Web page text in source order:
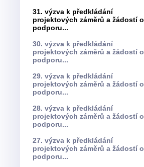
31. výzva k předkládání
projektových záměrů a žádostí o
podporu...
30. výzva k předkládání
projektových záměrů a žádostí o
podporu...
29. výzva k předkládání
projektových záměrů a žádostí o
podporu...
28. výzva k předkládání
projektových záměrů a žádostí o
podporu...
27. výzva k předkládání
projektových záměrů a žádostí o
podporu...